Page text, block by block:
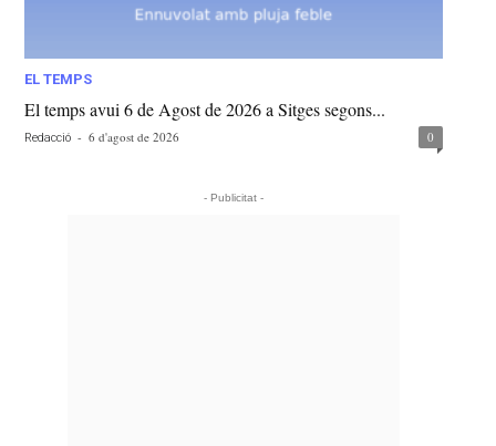
EL TEMPS
El temps avui 6 de Agost de 2026 a Sitges segons...
Redacció - 6 d'agost de 2026 0
- Publicitat -